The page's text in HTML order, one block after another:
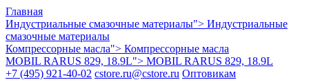
Главная
Индустриальные смазочные материалы"> Индустриальные
смазочные материалы
Компрессорные масла"> Компрессорные масла
MOBIL RARUS 829, 18.9L"> MOBIL RARUS 829, 18.9L
+7 (495) 921-40-02 cstore.ru@cstore.ru Оптовикам